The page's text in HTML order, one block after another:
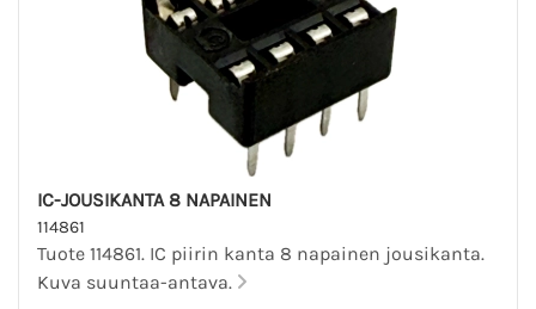
IC-JOUSIKANTA 8 NAPAINEN
114861
Tuote 114861. IC piirin kanta 8 napainen jousikanta.
Kuva suuntaa-antava.